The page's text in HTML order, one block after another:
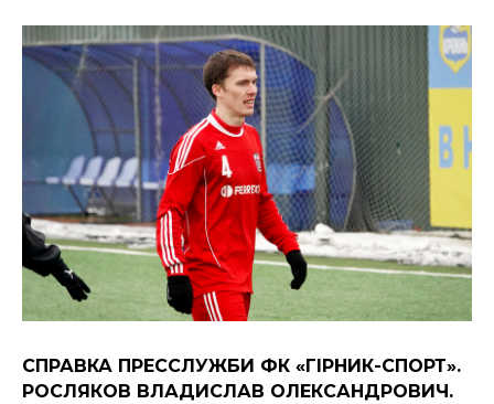
СПРАВКА ПРЕССЛУЖБИ ФК «ГІРНИК-СПОРТ».
РОСЛЯКОВ ВЛАДИСЛАВ ОЛЕКСАНДРОВИЧ.